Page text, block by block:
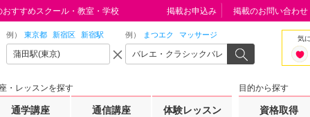
すすめスクール・教室・学校
例） 東京都 新宿区 新宿駅 例） まつエク マッサージ 気
・レッスンを探す
通学講座 通信講座 体験レッスン
目的から探す
資格取得
掲載お申込み 掲載のお問い合わせ